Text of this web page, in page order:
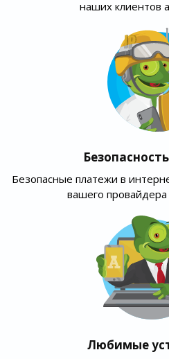
наших клиентов
Безопасные платежи в
вашего
Любимые